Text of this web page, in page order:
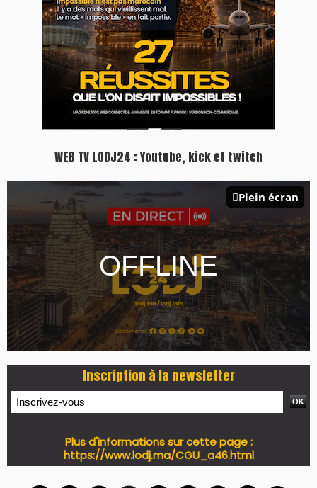
WEB TV LODJ24 : Youtube, kick et twitch
Plein écran
Inscription à la newsletter
Plus d'informations sur cette page :
https://www.lodj.ma/CGU_a46.html